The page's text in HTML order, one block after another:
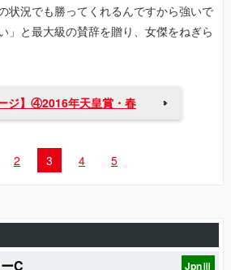
状況でも勝ってくれるんですから強いで
」と最大級の賛辞を贈り、女傑をねぎら
ジ】④2016年天皇賞・春
2 3 4 5
C
JpnⅢ